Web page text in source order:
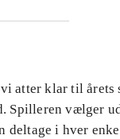
atter klar til årets
Spilleren vælger
deltage i hver